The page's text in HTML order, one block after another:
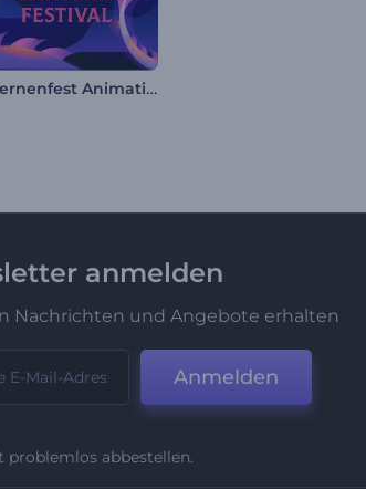
Laternenfest Animationen
anmelden
Nachrichten und Angebote erhalten
Anmelden
problemlos abbestellen.